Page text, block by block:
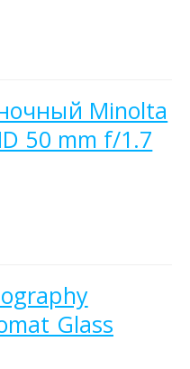
Minolta
50 mm f/1.7
Glass